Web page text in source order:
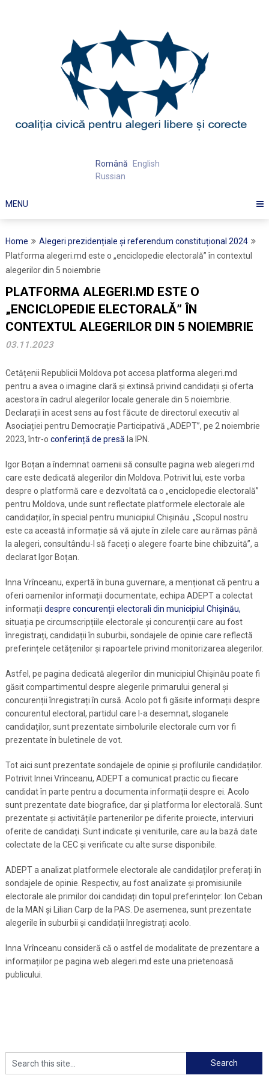
Română
English
Russian
MENU
Home
Alegeri prezidențiale și referendum constituțional 2024
Platforma alegeri.md este o „enciclopedie electorală” în contextul
alegerilor din 5 noiembrie
PLATFORMA ALEGERI.MD ESTE O
„ENCICLOPEDIE ELECTORALĂ” ÎN
CONTEXTUL ALEGERILOR DIN 5 NOIEMBRIE
03.11.2023
Cetățenii Republicii Moldova pot accesa platforma alegeri.md
pentru a avea o imagine clară și extinsă privind candidații și oferta
acestora în cadrul alegerilor locale generale din 5 noiembrie.
Declarații în acest sens au fost făcute de directorul executiv al
Asociației pentru Democrație Participativă „ADEPT”, pe 2 noiembrie
2023, într-o conferință de presă la IPN.
Igor Boțan a îndemnat oamenii să consulte pagina web alegeri.md
care este dedicată alegerilor din Moldova. Potrivit lui, este vorba
despre o platformă care e dezvoltată ca o „enciclopedie electorală”
pentru Moldova, unde sunt reflectate platformele electorale ale
candidaților, în special pentru municipiul Chișinău. „Scopul nostru
este ca această informație să vă ajute în zilele care au rămas până
la alegeri, consultându-l să faceți o alegere foarte bine chibzuită”, a
declarat Igor Boțan.
Inna Vrînceanu, expertă în buna guvernare, a menționat că pentru a
oferi oamenilor informații documentate, echipa ADEPT a colectat
informații despre concurenții electorali din municipiul Chișinău,
situația pe circumscripțiile electorale și concurenții care au fost
înregistrați, candidații în suburbii, sondajele de opinie care reflectă
preferințele cetățenilor și rapoartele privind monitorizarea alegerilor.
Astfel, pe pagina dedicată alegerilor din municipiul Chișinău poate fi
găsit compartimentul despre alegerile primarului general și
concurenții înregistrați în cursă. Acolo pot fi găsite informații despre
concurentul electoral, partidul care l-a desemnat, sloganele
candidaților, sunt prezentate simbolurile electorale cum vor fi
prezentate în buletinele de vot.
Tot aici sunt prezentate sondajele de opinie și profilurile candidaților.
Potrivit Innei Vrînceanu, ADEPT a comunicat practic cu fiecare
candidat în parte pentru a documenta informații despre ei. Acolo
sunt prezentate date biografice, dar și platforma lor electorală. Sunt
prezentate și activitățile partenerilor pe diferite proiecte, interviuri
oferite de candidați. Sunt indicate și veniturile, care au la bază date
colectate de la CEC și verificate cu alte surse disponibile.
ADEPT a analizat platformele electorale ale candidaților preferați în
sondajele de opinie. Respectiv, au fost analizate și promisiunile
electorale ale primilor doi candidați din topul preferințelor: Ion Ceban
de la MAN și Lilian Carp de la PAS. De asemenea, sunt prezentate
alegerile în suburbii și candidații înregistrați acolo.
Inna Vrînceanu consideră că o astfel de modalitate de prezentare a
informațiilor pe pagina web alegeri.md este una prietenoasă
publicului.